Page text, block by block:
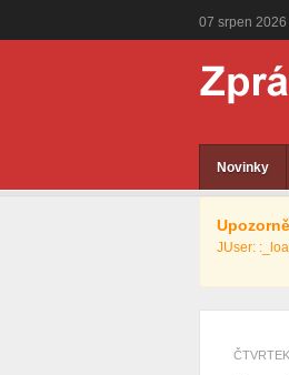
07 srpen 2026
Novinky
JUser: